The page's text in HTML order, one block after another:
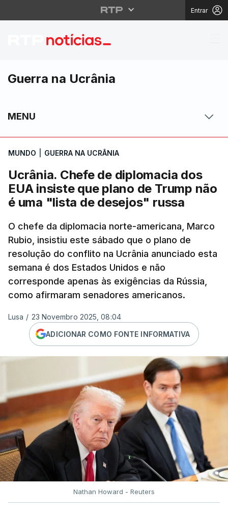
Entrar
Ucrânia. Chefe de
Guerra na Ucrânia
MENU
MUNDO GUERRA NA UCRÂNIA
Ucrânia. Chefe de diplomacia dos
EUA insiste que plano de Trump não
é uma "lista de desejos" russa
O chefe da diplomacia norte-americana, Marco
Rubio, insistiu este sábado que o plano de
resolução do conflito na Ucrânia anunciado esta
semana é dos Estados Unidos e não
corresponde apenas às exigências da Rússia,
como afirmaram senadores americanos.
Lusa / 23 Novembro 2025, 08:04
ADICIONAR COMO FONTE INFORMATIVA
Nathan Howard - Reuters